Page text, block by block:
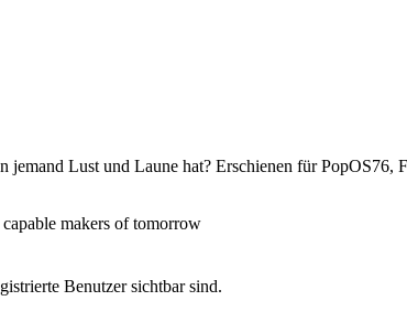
Lust und Laune hat? Erschienen für PopOS76,
makers of tomorrow
Benutzer sichtbar sind.